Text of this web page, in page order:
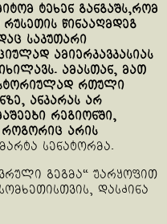
ტეხენ განგაშს,რომ
წინააღმდეგ
საკუთარი
ამიერკავკასიას
ამასთან, მათ
რთული
ანკარას არ
რეგიონში,
როგორიც არის
სენატორმა.
გეგმა“ უარყოფით
დასძინა